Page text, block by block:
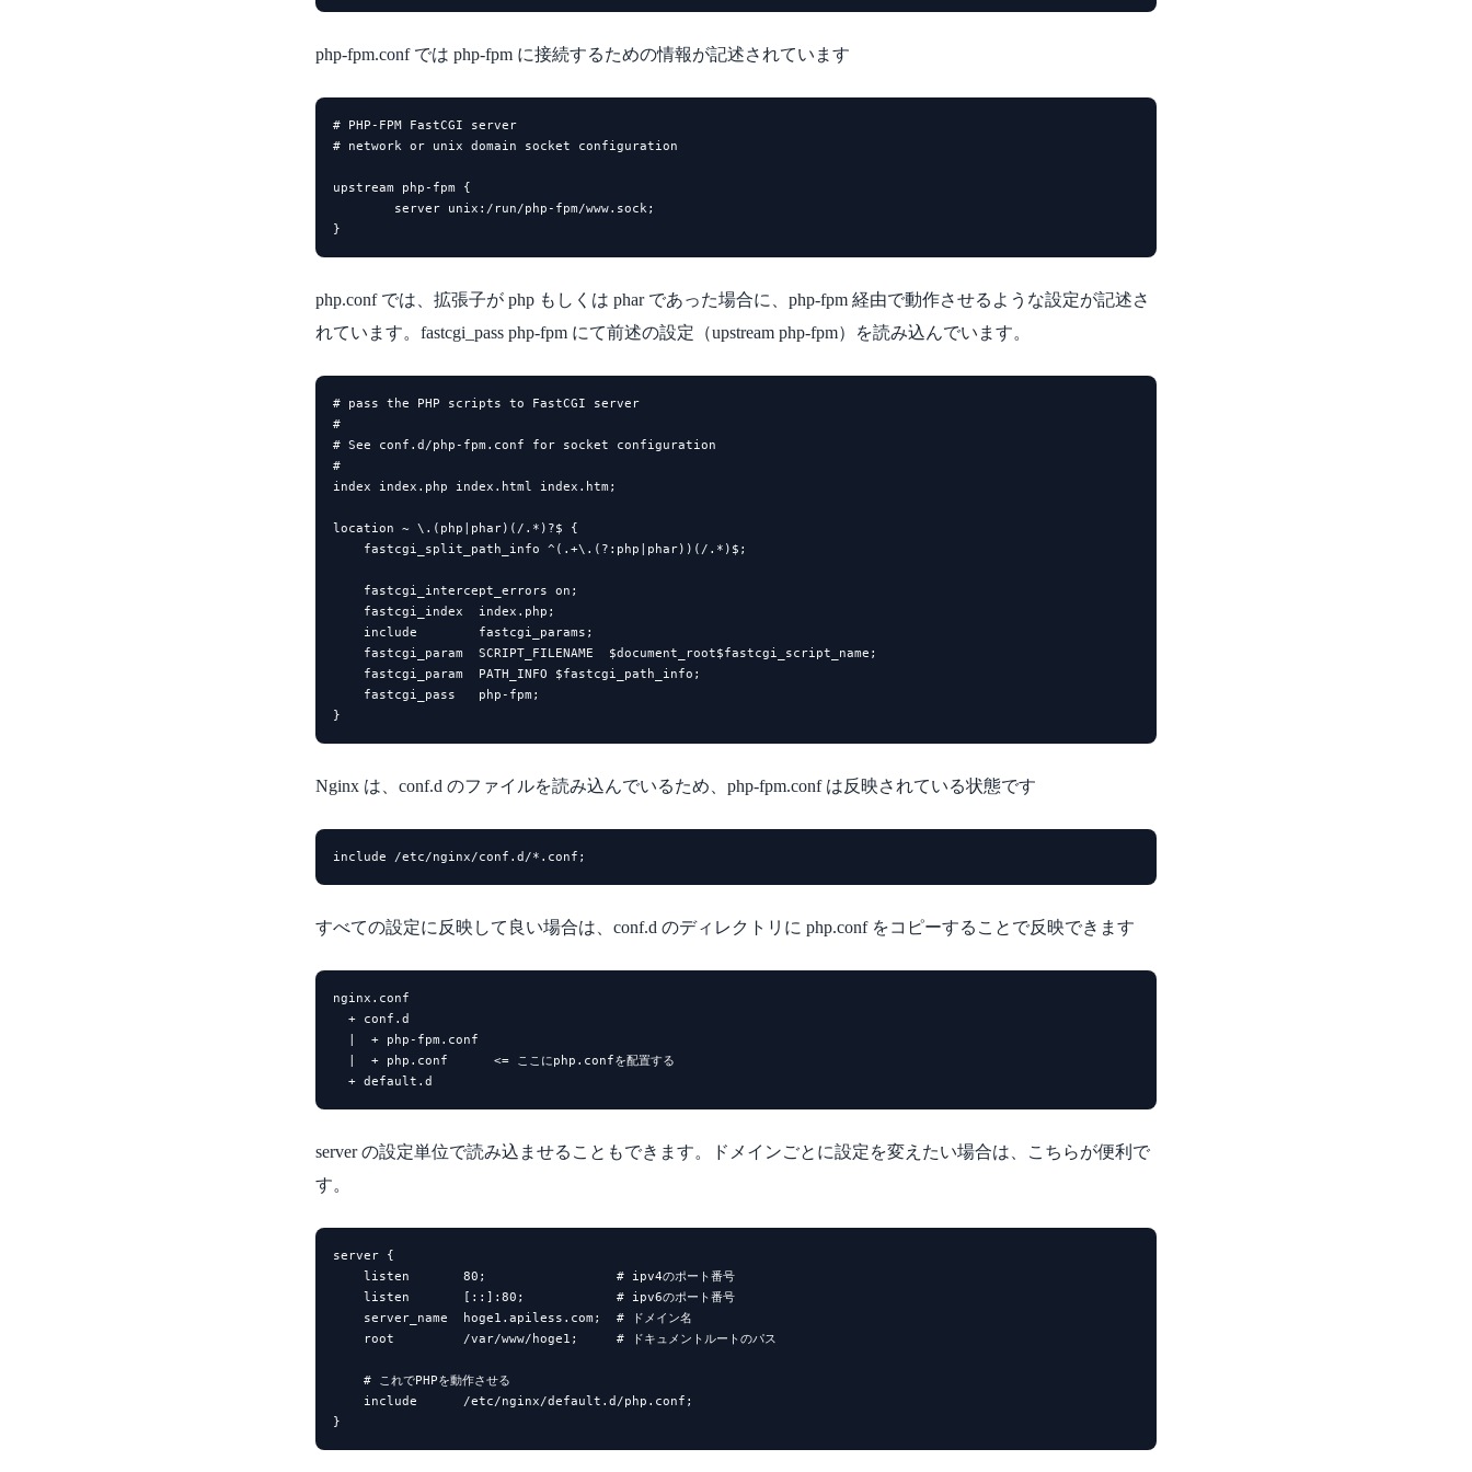
php-fpm.conf では php-fpm に接続するための情報が記述されています
# PHP-FPM FastCGI server
# network or unix domain socket configuration
upstream php-fpm {
        server unix:/run/php-fpm/www.sock;
}
php.conf では、拡張子が php もしくは phar であった場合に、php-fpm 経由で動作させるような設定が記述さ
れています。fastcgi_pass php-fpm にて前述の設定（upstream php-fpm）を読み込んでいます。
# pass the PHP scripts to FastCGI server
#
# See conf.d/php-fpm.conf for socket configuration
#
index index.php index.html index.htm;
location ~ \.(php|phar)(/.*)?$ {
    fastcgi_split_path_info ^(.+\.(?:php|phar))(/.*)$;
    fastcgi_intercept_errors on;
    fastcgi_index  index.php;
    include        fastcgi_params;
    fastcgi_param  SCRIPT_FILENAME  $document_root$fastcgi_script_name;
    fastcgi_param  PATH_INFO $fastcgi_path_info;
    fastcgi_pass   php-fpm;
}
Nginx は、conf.d のファイルを読み込んでいるため、php-fpm.conf は反映されている状態です
include /etc/nginx/conf.d/*.conf;
すべての設定に反映して良い場合は、conf.d のディレクトリに php.conf をコピーすることで反映できます
nginx.conf
  + conf.d
  |  + php-fpm.conf
  |  + php.conf      <= ここにphp.confを配置する
  + default.d
server の設定単位で読み込ませることもできます。ドメインごとに設定を変えたい場合は、こちらが便利で
す。
server {
    listen       80;                 # ipv4のポート番号
    listen       [::]:80;            # ipv6のポート番号
    server_name  hoge1.apiless.com;  # ドメイン名
    root         /var/www/hoge1;     # ドキュメントルートのパス
    # これでPHPを動作させる
    include      /etc/nginx/default.d/php.conf;
}